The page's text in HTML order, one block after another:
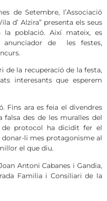
de Setembre, l’Associació
d’ Alzira” presenta els seus
la població. Així mateix, es
de les festes,
de la recuperació de la festa,
interesants que esperem
Fins ara es feia el divendres
falsa des de les muralles del
de protocol ha dicidit fer el
donar-li mes protagonisme al
el que diu.
Antoni Cabanes i Gandia,
Familia i Consiliari de la